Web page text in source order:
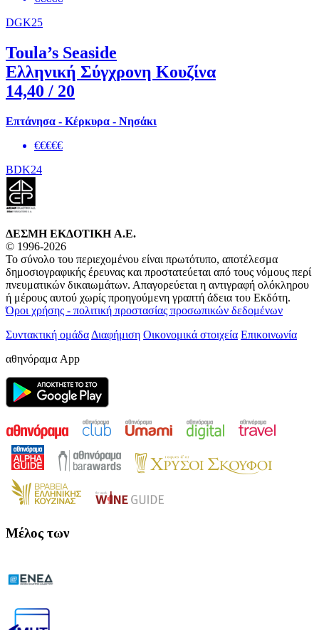
DGK25
Toula’s Seaside
Ελληνική Σύγχρονη Κουζίνα
14,40 / 20
Επτάνησα - Κέρκυρα - Νησάκι
€€€€€
BDK24
ΔΕΣΜΗ ΕΚΔΟΤΙΚΗ A.E.
© 1996-2026
Το σύνολο του περιεχομένου είναι πρωτότυπο, αποτέλεσμα
δημοσιογραφικής έρευνας και προστατεύεται από τους νόμους περί
πνευματικών δικαιωμάτων. Απαγορεύεται η αντιγραφή ολόκληρου
ή μέρους αυτού χωρίς προηγούμενη γραπτή άδεια του Εκδότη.
Όροι χρήσης - πολιτική προστασίας προσωπικών δεδομένων
Συντακτική ομάδα Διαφήμιση Οικονομικά στοιχεία Επικοινωνία
αθηνόραμα App
Μέλος των